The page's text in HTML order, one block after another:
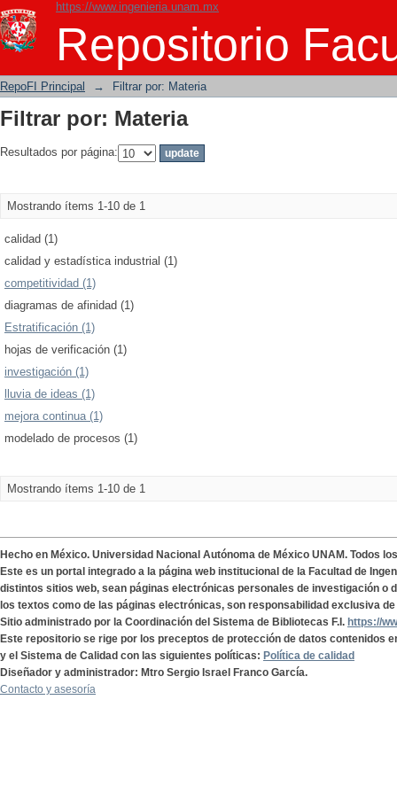
https://www.ingenieria.unam.mx
Repositorio
Filtrar por: Materia
RepoFI Principal → Filtrar por: Materia
Filtrar por: Materia
Resultados por página:
Mostrando ítems 1-10 de 1
calidad (1)
calidad y estadística industrial (1)
competitividad (1)
diagramas de afinidad (1)
Estratificación (1)
hojas de verificación (1)
investigación (1)
lluvia de ideas (1)
mejora continua (1)
modelado de procesos (1)
Mostrando ítems 1-10 de 1
Hecho en México. Universidad Nacional Autónoma de México UNAM. Todos
Este es un portal integrado a la página web institucional de la Facultad de
distintos sitios web, sean páginas electrónicas personales de investigación o
los textos como de las páginas electrónicas, son responsabilidad exclusiva
Sitio administrado por la Coordinación del Sistema de Bibliotecas F.I. https://
Este repositorio se rige por los preceptos de protección de datos contenidos
y el Sistema de Calidad con las siguientes políticas: Política de calidad
Diseñador y administrador: Mtro Sergio Israel Franco García.
Contacto y asesoría